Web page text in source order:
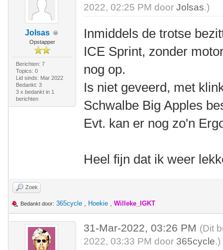
Jolsas
Opstapper
Berichten: 7
Topics: 0
Lid sinds: Mar 2022
Bedankt: 3
3 x bedankt in 1
berichten
2022, 02:25 PM doorJolsas.)
Inmiddels de trotse
ICE Sprint, zonder
nog op.
Is niet geveerd, met
Schwalbe Big Apples
Evt. kan er nog zo'n
Heel fijn dat ik weer
Zoek
Bedankt door: 365cycle , Hoekie , Willeke_IGKT
31-Mar-2022, 03:26 PM (Dit
2022, 03:33 PM door 365cycle.)